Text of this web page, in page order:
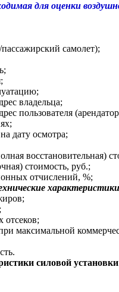
для оценки
самолет);
владельца;
пользователя
дату осмотра;
восстановительная)
стоимость, руб.;
отчислений, %;
отсеков;
максимальной
силовой